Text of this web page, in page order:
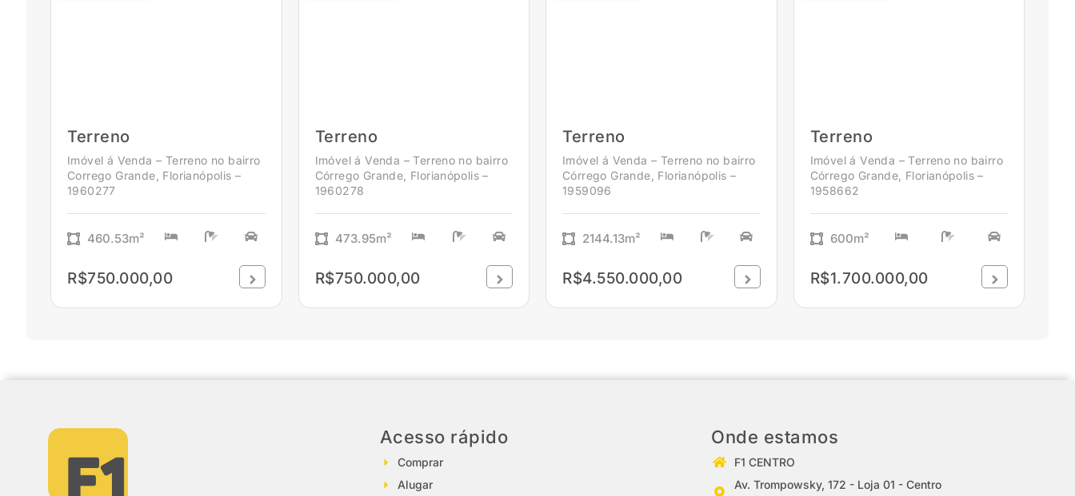
Terreno
Imóvel á Venda – Terreno no bairro
Corrego Grande, Florianópolis –
1960277
460.53m²
R$750.000,00
Terreno
Imóvel á Venda – Terreno no bairro
Córrego Grande, Florianópolis –
1960278
473.95m²
R$750.000,00
Terreno
Imóvel á Venda – Terreno no bairro
Córrego Grande, Florianópolis –
1959096
2144.13m²
R$4.550.000,00
Terreno
Imóvel á Venda – Terreno no bairro
Córrego Grande, Florianópolis –
1958662
600m²
R$1.700.000,00
Acesso rápido
Comprar
Alugar
Onde estamos
F1 CENTRO
Av. Trompowsky, 172 - Loja 01 - Centro